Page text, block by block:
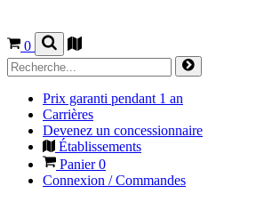
0
Prix garanti pendant 1 an
Carrières
Devenez un concessionnaire
Établissements
Panier0
Connexion / Commandes